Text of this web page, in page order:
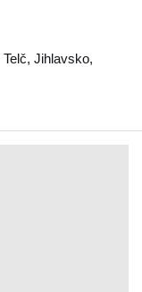
Telč, Jihlavsko,